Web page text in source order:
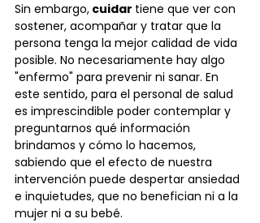
Sin embargo, cuidar tiene que ver con
sostener, acompañar y tratar que la
persona tenga la mejor calidad de vida
posible. No necesariamente hay algo
"enfermo" para prevenir ni sanar. En
este sentido, para el personal de salud
es imprescindible poder contemplar y
preguntarnos qué información
brindamos y cómo lo hacemos,
sabiendo que el efecto de nuestra
intervención puede despertar ansiedad
e inquietudes, que no benefician ni a la
mujer ni a su bebé.